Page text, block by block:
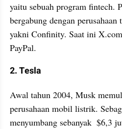
yaitu sebuah program fintech.
bergabung dengan perusahaan
yakni Confinity. Saat ini
PayPal.
2. Tesla
Awal tahun 2004, Musk
perusahaan mobil listrik.
menyumbang sebanyak  $6,3